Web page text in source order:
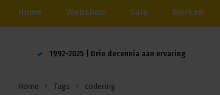
Home Webshop Sale Merken
1992-2025 | Drie decennia aan ervaring
Home Tags codering